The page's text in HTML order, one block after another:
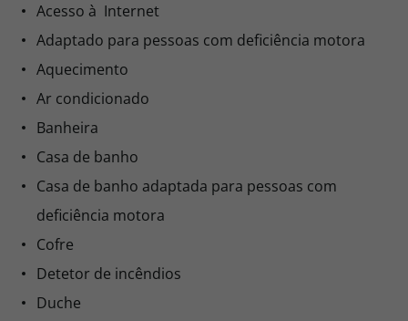
Acesso à Internet
Adaptado para pessoas com deficiência motora
Aquecimento
Ar condicionado
Banheira
Casa de banho
Casa de banho adaptada para pessoas com
deficiência motora
Cofre
Detetor de incêndios
Duche